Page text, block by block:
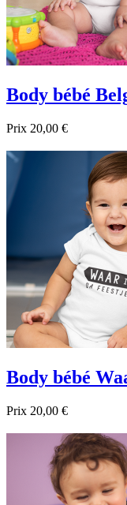
Body bébé
Prix 20,00 €
Aperçu rapide
Blanc
Bleu foncé
Body bébé
Prix 20,00 €
Aperçu rapide
Noir Bleu foncé